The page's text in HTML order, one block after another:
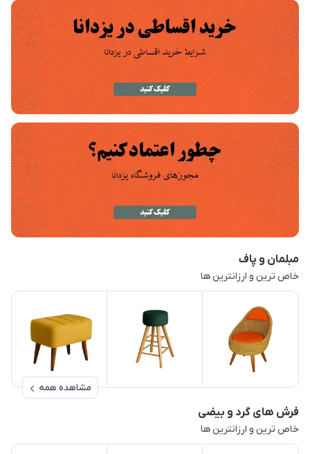
مبلمان و پاف
خاص ترین و ارزانترین ها
مشاهده همه
فرش های گرد و بیضی
خاص ترین و ارزانترین ها